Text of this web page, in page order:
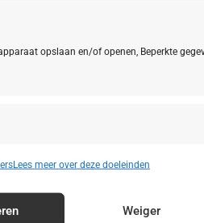
opslaan en/of openen, Beperkte
content leveren en tonen.
Lees meer over deze doeleinden
Weiger
Costanzo Camping Mar y
€ 415,00